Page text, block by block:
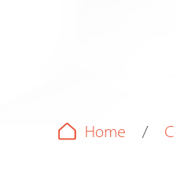
Home